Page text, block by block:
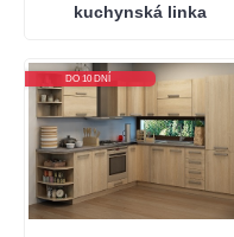
kuchynská linka
DO 10 DNÍ